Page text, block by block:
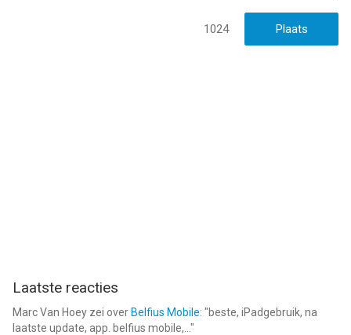
1024
Laatste reacties
Marc Van Hoey zei over Belfius Mobile: "beste, iPadgebruik, na
laatste update, app. belfius mobile,... "